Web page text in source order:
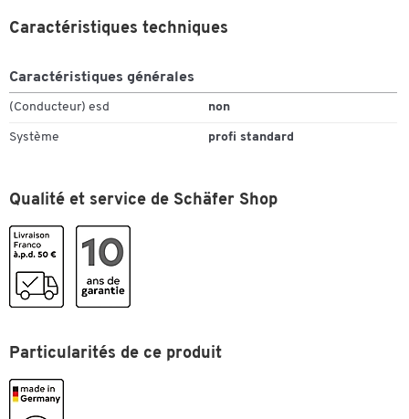
Caractéristiques techniques
Caractéristiques générales
(Conducteur) esd non
Système profi standard
Qualité et service de Schäfer Shop
Particularités de ce produit